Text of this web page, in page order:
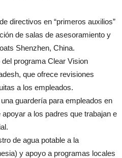
directivos en “primeros auxilios”
de salas de asesoramiento y
Shenzhen, China.
programa Clear Vision
que ofrece revisiones
a los empleados.
guardería para empleados en
a los padres que trabajan e
de agua potable a la
y apoyo a programas locales